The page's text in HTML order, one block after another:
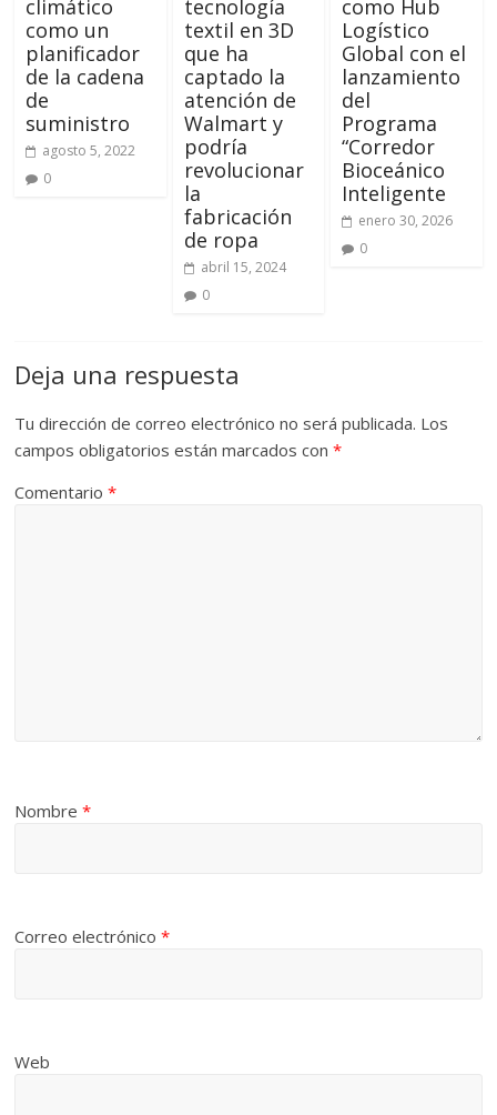
climático
como un
planificador
de la cadena
de
suministro
agosto 5, 2022
0
tecnología
textil en 3D
que ha
captado la
atención de
Walmart y
podría
revolucionar
la
fabricación
de ropa
abril 15, 2024
0
como Hub
Logístico
Global con el
lanzamiento
del
Programa
“Corredor
Bioceánico
Inteligente
enero 30, 2026
0
Deja una respuesta
Tu dirección de correo electrónico no será publicada. Los
campos obligatorios están marcados con*
Comentario*
Nombre*
Correo electrónico*
Web